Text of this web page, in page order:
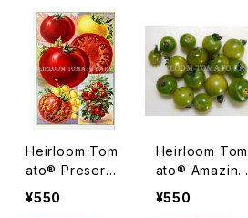
Heirloom Tom
ato® Preservi
ng Fig エアル
¥550
Heirloom Tom
ato® Amazing
Grapes エアル
¥550